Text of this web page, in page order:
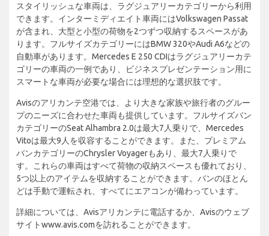
スタイリッシュな車両は、ラグジュアリーカテゴリーから利用
できます。インターミディエイト車両にはVolkswagen Passat
が含まれ、大型と小型の荷物を2つずつ収納するスペースがあ
ります。フルサイズカテゴリーにはBMW 320やAudi A6などの
自動車があります。Mercedes E 250 CDIはラグジュアリーカテ
ゴリーの車両の一例であり、ビジネスプレゼンテーション用に
スマートな車両が必要な場合には理想的な選択肢です。
Avisのアリカンテ空港では、より大きな家族や旅行者のグルー
プのニーズに合わせた車両も提供しています。フルサイズバン
カテゴリーのSeat Alhambra 2.0は最大7人乗りで、Mercedes
Vitoは最大9人を収容することができます。また、プレミアム
バンカテゴリーのChrysler Voyagerもあり、最大7人乗りで
す。これらの車両はすべて荷物の収納スペースも優れており、
5つ以上のアイテムを収納することができます。バンのほとん
どは手動で運転され、すべてにエアコンが備わっています。
詳細については、Avisアリカンテに電話するか、Avisのウェブ
サイトwww.avis.comを訪れることができます。